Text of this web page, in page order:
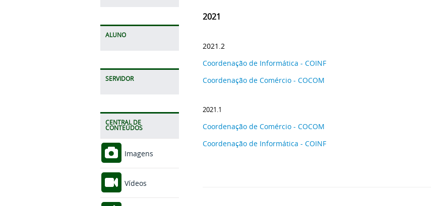
ALUNO
SERVIDOR
CENTRAL DE
CONTEÚDOS
Imagens
Vídeos
2021
2021.2
Coordenação de Informática - COINF
Coordenação de Comércio - COCOM
2021.1
Coordenação de Comércio - COCOM
Coordenação de Informática - COINF